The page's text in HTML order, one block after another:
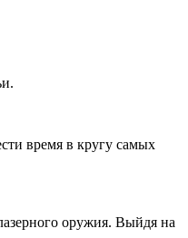
время в кругу самых
оружия. Выйдя на